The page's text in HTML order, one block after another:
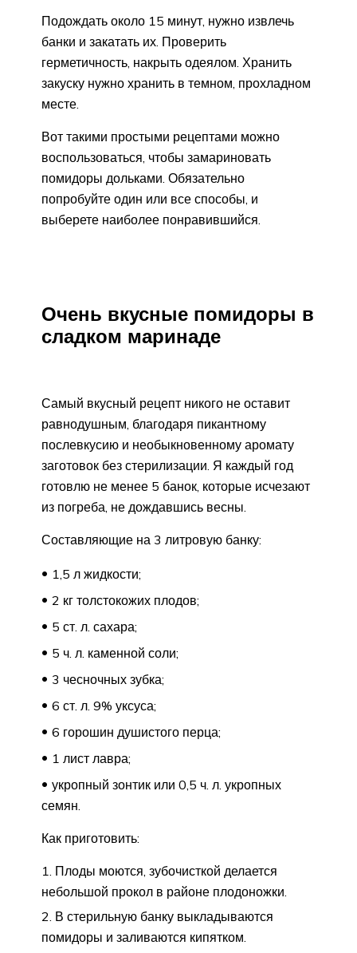
Подождать около 15 минут, нужно извлечь
банки и закатать их. Проверить
герметичность, накрыть одеялом. Хранить
закуску нужно хранить в темном, прохладном
месте.
Вот такими простыми рецептами можно
воспользоваться, чтобы замариновать
помидоры дольками. Обязательно
попробуйте один или все способы, и
выберете наиболее понравившийся.
Очень вкусные помидоры в
сладком маринаде
Самый вкусный рецепт никого не оставит
равнодушным, благодаря пикантному
послевкусию и необыкновенному аромату
заготовок без стерилизации. Я каждый год
готовлю не менее 5 банок, которые исчезают
из погреба, не дождавшись весны.
Составляющие на 3 литровую банку:
1,5 л жидкости;
2 кг толстокожих плодов;
5 ст. л. сахара;
5 ч. л. каменной соли;
3 чесночных зубка;
6 ст. л. 9% уксуса;
6 горошин душистого перца;
1 лист лавра;
укропный зонтик или 0,5 ч. л. укропных
семян.
Как приготовить:
Плоды моются, зубочисткой делается
небольшой прокол в районе плодоножки.
В стерильную банку выкладываются
помидоры и заливаются кипятком.